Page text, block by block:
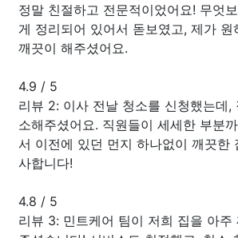
정말 친절하고 전문적이었어요! 무엇
게 정리되어 있어서 돋보였고, 제가 원
깨끗이 해주셨어요.
4.9 / 5
리뷰 2: 이사 전날 청소를 신청했는데,
소해주셨어요. 직원들이 세세한 부분
서 이전에 있던 먼지 하나없이 깨끗한
사합니다!
4.8 / 5
리뷰 3: 민트케어 팀이 저희 집을 아주